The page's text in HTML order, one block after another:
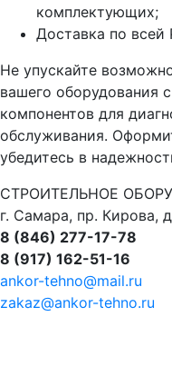
комплектующих;
Доставка по всей
Не упускайте
вашего оборудования
компонентов для
обслуживания.
убедитесь в
СТРОИТЕЛЬНОЕ
г. Самара, пр. Кирова,
8 (846) 277-17-78
8 (917) 162-51-16
ankor-tehno@mail.ru
zakaz@ankor-tehno.ru